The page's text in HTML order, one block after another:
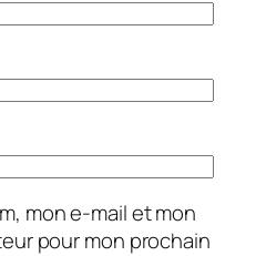
mon e-mail et mon
pour mon prochain